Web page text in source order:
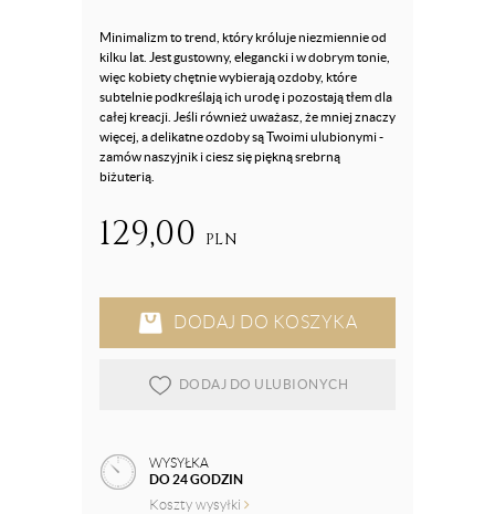
Minimalizm to trend, który króluje niezmiennie od
kilku lat. Jest gustowny, elegancki i w dobrym tonie,
więc kobiety chętnie wybierają ozdoby, które
subtelnie podkreślają ich urodę i pozostają tłem dla
całej kreacji. Jeśli również uważasz, że mniej znaczy
więcej, a delikatne ozdoby są Twoimi ulubionymi -
zamów naszyjnik i ciesz się piękną srebrną
biżuterią.
129,00 PLN
DODAJ DO KOSZYKA
DODAJ DO ULUBIONYCH
WYSYŁKA
DO 24 GODZIN
Koszty wysyłki